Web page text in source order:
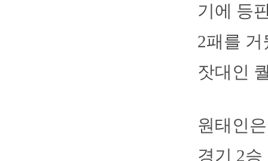
기에 등
2패를 거
잣대인
원태인
경기 2